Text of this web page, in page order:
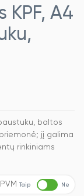
KPF, A4
baltos
jį galima
rinkiniams
Taip Ne